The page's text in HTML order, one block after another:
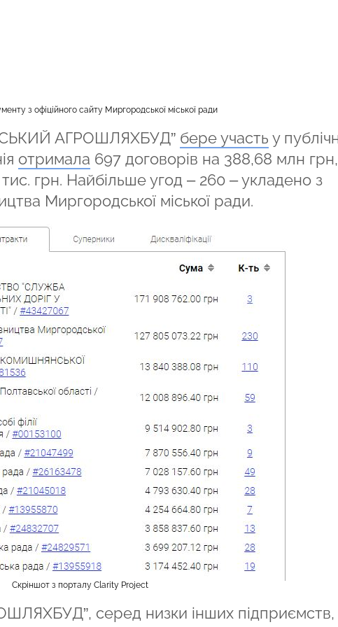
з офіційного сайту Миргородської міської ради
АГРОШЛЯХБУД” бере участь у
отримала 697 договорів на 388,68 млн грн,
грн. Найбільше угод – 260 – укладено з
Миргородської міської ради.
Скріншот з порталу Clarity Project
серед низки інших підприємств,